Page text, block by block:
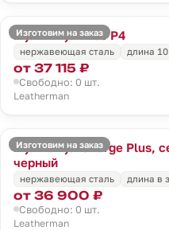
Изготовим на заказ
Мультитул Free P4
нержавеющая сталь
длина
от 37 115 ₽
Свободно: 0 шт.
Leatherman
Изготовим на заказ
Мультитул Charge Plus,
черный
нержавеющая сталь длина в
от 36 900 ₽
Свободно: 0 шт.
Leatherman